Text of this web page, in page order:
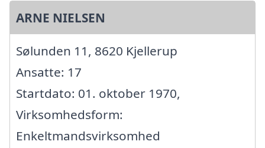
ARNE NIELSEN
Sølunden 11, 8620 Kjellerup
Ansatte: 17
Startdato: 01. oktober 1970,
Virksomhedsform:
Enkeltmandsvirksomhed